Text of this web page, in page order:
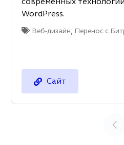
WordPress.
Веб-дизайн, Перенос с
Сайт